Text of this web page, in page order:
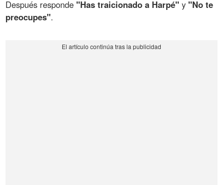
Después responde"Has traicionado a Harpé" y"No te
preocupes".